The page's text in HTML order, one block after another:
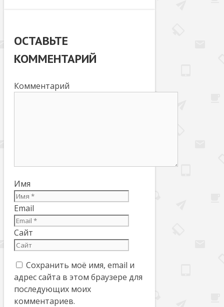
ОСТАВЬТЕ
КОММЕНТАРИЙ
Комментарий
Имя
Email
Сайт
Сохранить моё имя, email и
адрес сайта в этом браузере для
последующих моих
комментариев.